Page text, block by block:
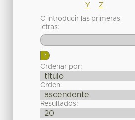
Y
Z
O introducir las primeras
letras:
Ordenar por:
Orden:
Resultados: